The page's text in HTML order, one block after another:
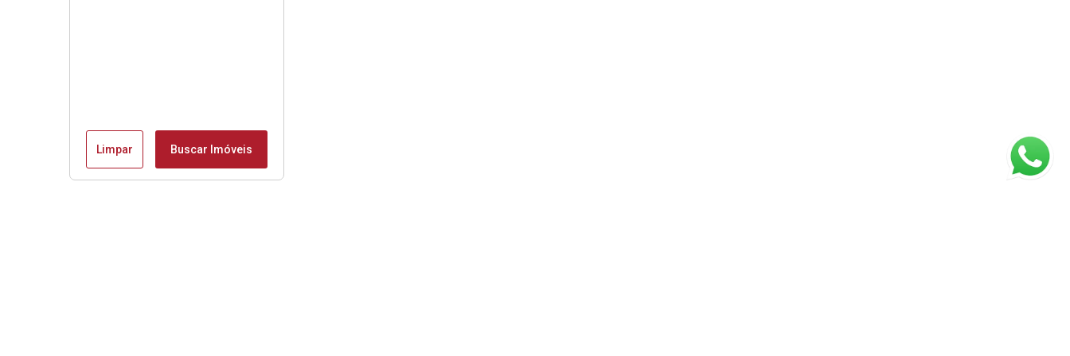
Limpar Buscar Imóveis